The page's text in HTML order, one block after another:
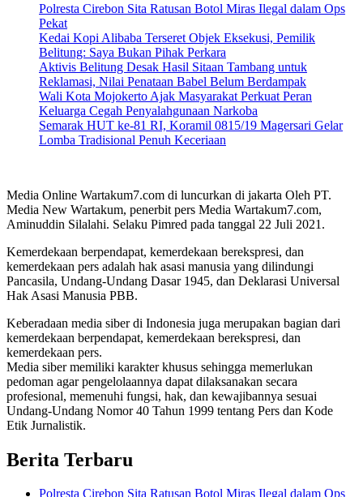
Polresta Cirebon Sita Ratusan Botol Miras Ilegal dalam Ops
Pekat
Kedai Kopi Alibaba Terseret Objek Eksekusi, Pemilik
Belitung: Saya Bukan Pihak Perkara
Aktivis Belitung Desak Hasil Sitaan Tambang untuk
Reklamasi, Nilai Penataan Babel Belum Berdampak
Wali Kota Mojokerto Ajak Masyarakat Perkuat Peran
Keluarga Cegah Penyalahgunaan Narkoba
Semarak HUT ke-81 RI, Koramil 0815/19 Magersari Gelar
Lomba Tradisional Penuh Keceriaan
Media Online Wartakum7.com di luncurkan di jakarta Oleh PT.
Media New Wartakum, penerbit pers Media Wartakum7.com,
Aminuddin Silalahi. Selaku Pimred pada tanggal 22 Juli 2021.
Kemerdekaan berpendapat, kemerdekaan berekspresi, dan
kemerdekaan pers adalah hak asasi manusia yang dilindungi
Pancasila, Undang-Undang Dasar 1945, dan Deklarasi Universal
Hak Asasi Manusia PBB.
Keberadaan media siber di Indonesia juga merupakan bagian dari
kemerdekaan berpendapat, kemerdekaan berekspresi, dan
kemerdekaan pers.
Media siber memiliki karakter khusus sehingga memerlukan
pedoman agar pengelolaannya dapat dilaksanakan secara
profesional, memenuhi fungsi, hak, dan kewajibannya sesuai
Undang-Undang Nomor 40 Tahun 1999 tentang Pers dan Kode
Etik Jurnalistik.
Berita Terbaru
Polresta Cirebon Sita Ratusan Botol Miras Ilegal dalam Ops